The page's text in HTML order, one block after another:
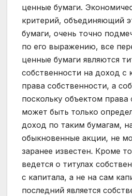
ценные бумаги.
критерий, объединяющий
бумаги, очень точно
по его выражению, все
ценные бумаги являются
собственности на доход с
права собственности, а
поскольку объектом права
может быть только
доход по таким бумагам,
обыкновенные акции, не
заранее известен. Кроме
ведется о титулах
с капитала, а не на сам
последний является